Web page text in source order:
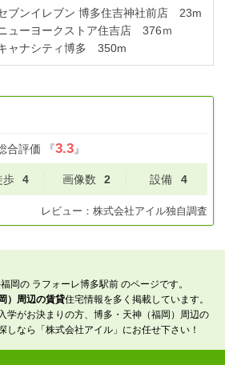
ブンイレブン 博多住吉神社前店 23m
ューヨークストア住吉店 376ｍ
ャナシティ博多 350m
合評価 『3.3』
歩 4 画像数 2 設備 4
レビュー： 株式会社アイル独自調査
岡の ラフォーレ博多駅前 のページです。
）周辺の賃貸住宅情報を多く掲載しています。
学がお決まりの方、博多・天神（福岡）周辺の
しなら「株式会社アイル」にお任せ下さい！